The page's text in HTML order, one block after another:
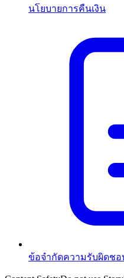
นโยบายการคืนเงิน
ข้อจำกัดความรับผิดชอ